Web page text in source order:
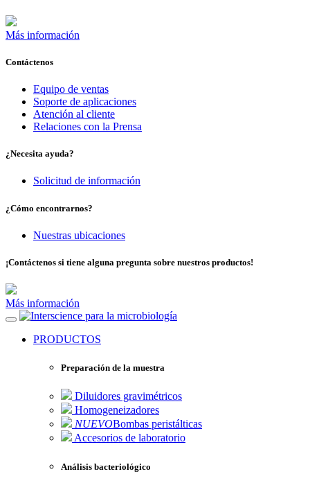
Más información
Contáctenos
Equipo de ventas
Soporte de aplicaciones
Atención al cliente
Relaciones con la Prensa
¿Necesita ayuda?
Solicitud de información
¿Cómo encontrarnos?
Nuestras ubicaciones
¡Contáctenos si tiene alguna pregunta sobre nuestros productos!
Más información
para la microbiología
PRODUCTOS
Preparación de la muestra
Diluidores gravimétricos
Homogeneizadores
NUEVOBombas peristálticas
Accesorios de laboratorio
Análisis bacteriológico